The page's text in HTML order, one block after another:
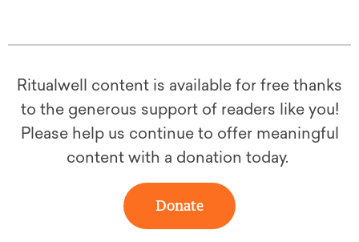
Ritualwell content is available for free thanks
to the generous support of readers like you!
Please help us continue to offer meaningful
content with a donation today.
Donate